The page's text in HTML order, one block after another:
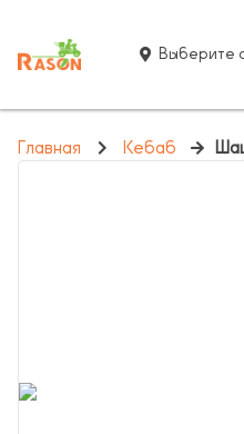
Выберите
Главная Кебаб